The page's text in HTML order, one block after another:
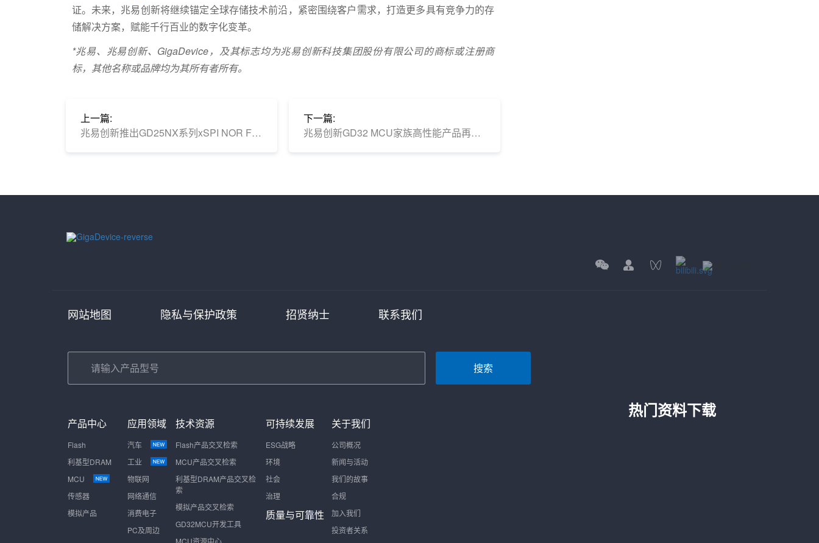
证。未来，兆易创新将继续锚定全球存储技术前沿，紧密围绕客户需求，打造更多具有竞争力的存
储解决方案，赋能千行百业的数字化变革。
*兆易、兆易创新、GigaDevice，及其标志均为兆易创新科技集团股份有限公司的商标或注册商
标，其他名称或品牌均为其所有者所有。
上一篇:
兆易创新推出GD25NX系列xSPI NOR Flash，高性能双电压设计，面向1.2V SoC快速响应需求
下一篇:
兆易创新GD32 MCU家族高性能产品再添新锐：GD32F503/505系列芯片实力亮相
网站地图 隐私与保护政策 招贤纳士 联系我们
搜索
产品中心
Flash
利基型DRAM
MCU
传感器
模拟产品
应用领域
汽车
工业
物联网
网络通信
消费电子
PC及周边
技术资源
Flash产品交叉检索
MCU产品交叉检索
利基型DRAM产品交叉检
索
模拟产品交叉检索
GD32MCU开发工具
MCU资源中心
可持续发展
ESG战略
环境
社会
治理
质量与可靠性
关于我们
公司概况
新闻与活动
我们的故事
合规
加入我们
投资者关系
热门资料下载